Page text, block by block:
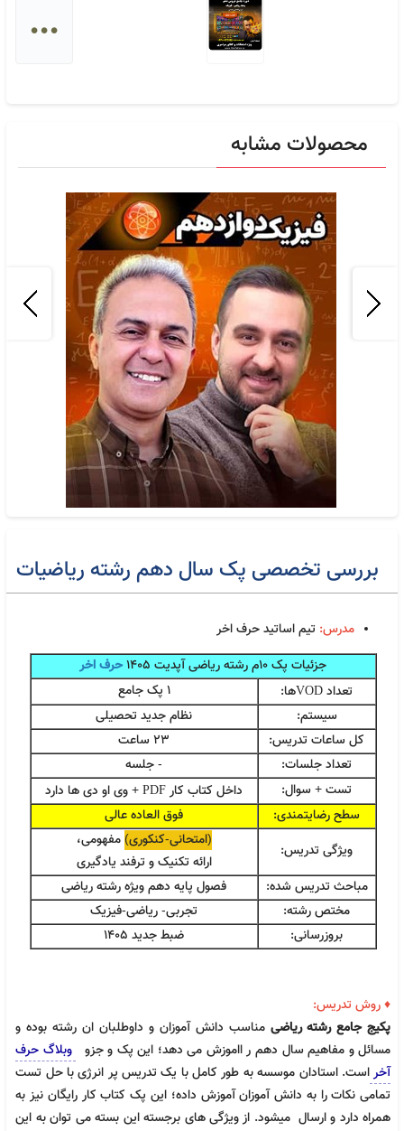
...
محصولات مشابه
فیزیک دوازدهم حرف آخر استاد کامیار و منتظری | آخرین
آپدیت 1405 جدید
877,000تومان
فیزیک دهم حرف آخر نسخه اصلی | آخرین آپدیت 1405
بررسی تخصصی پک سال دهم رشته ریاضیات
مدرس: تیم اساتید حرف اخر
جزئیات پک 10م رشته ریاضی آپدیت 1405
حرف اخر
تعداد VODها:
1 پک جامع
سیستم:
نظام جدید تحصیلی
کل ساعات تدریس:
23 ساعت
تعداد جلسات:
- جلسه
تست + سوال:
داخل کتاب کار PDF + وی او دی ها دارد
سطح رضایتمندی:
فوق العاده عالی
ویژگی تدریس:
(امتحانی-کنکوری) مفهومی،
ارائه تکنیک و ترفند یادگیری
مباحث تدریس شده:
فصول پایه دهم ویژه رشته ریاضی
مختص رشته:
تجربی- ریاضی-فیزیک
بروزرسانی:
ضبط جدید 1405
♦ روش تدریس:
پکیج جامع رشته ریاضی مناسب دانش آموزان و داوطلبان ان رشته بوده و
مسائل و مفاهیم سال دهم ر ااموزش می دهد؛ این پک و جزو
وبلاگ حرف
آخراست. استادان موسسه به طور کامل با یک تدریس پر انرژی با حل تست
تمامی نکات را به دانش آموزان آموزش داده؛ این پک کتاب کار رایگان نیز به
همراه دارد و ارسال میشود. از ویژگی های برجسته این بسته می توان به این